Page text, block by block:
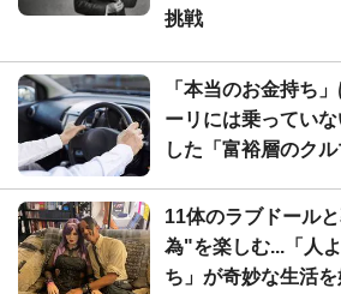
挑戦
「本当のお金持ち
ーリには乗ってい
した「富裕層のク
11体のラブドール
為"を楽しむ...「人
ち」が奇妙な生活